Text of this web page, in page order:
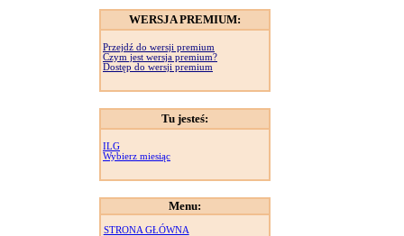
WERSJA PREMIUM:
Przejdź do wersji premium
Czym jest wersja premium?
Dostęp do wersji premium
Tu jesteś:
ILG
Wybierz miesiąc
Menu:
STRONA GŁÓWNA